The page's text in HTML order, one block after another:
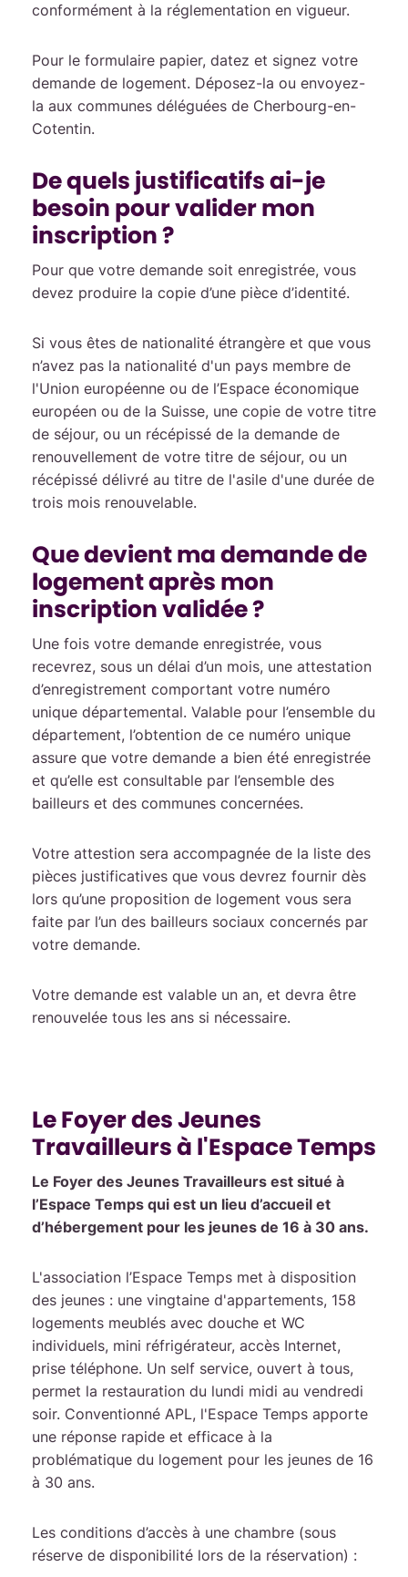
conformément à la réglementation en vigueur.
Pour le formulaire papier, datez et signez votre
demande de logement. Déposez-la ou envoyez-
la aux communes déléguées de Cherbourg-en-
Cotentin.
De quels justificatifs ai-je
besoin pour valider mon
inscription ?
Pour que votre demande soit enregistrée, vous
devez produire la copie d’une pièce d’identité.
Si vous êtes de nationalité étrangère et que vous
n’avez pas la nationalité d'un pays membre de
l'Union européenne ou de l’Espace économique
européen ou de la Suisse, une copie de votre titre
de séjour, ou un récépissé de la demande de
renouvellement de votre titre de séjour, ou un
récépissé délivré au titre de l'asile d'une durée de
trois mois renouvelable.
Que devient ma demande de
logement après mon
inscription validée ?
Une fois votre demande enregistrée, vous
recevrez, sous un délai d’un mois, une attestation
d’enregistrement comportant votre numéro
unique départemental. Valable pour l’ensemble du
département, l’obtention de ce numéro unique
assure que votre demande a bien été enregistrée
et qu’elle est consultable par l’ensemble des
bailleurs et des communes concernées.
Votre attestion sera accompagnée de la liste des
pièces justificatives que vous devrez fournir dès
lors qu’une proposition de logement vous sera
faite par l’un des bailleurs sociaux concernés par
votre demande.
Votre demande est valable un an, et devra être
renouvelée tous les ans si nécessaire.
Le Foyer des Jeunes
Travailleurs à l'Espace Temps
Le Foyer des Jeunes Travailleurs est situé à
l’Espace Temps qui est un lieu d’accueil et
d’hébergement pour les jeunes de 16 à 30 ans.
L'association l’Espace Temps met à disposition
des jeunes : une vingtaine d'appartements, 158
logements meublés avec douche et WC
individuels, mini réfrigérateur, accès Internet,
prise téléphone. Un self service, ouvert à tous,
permet la restauration du lundi midi au vendredi
soir. Conventionné APL, l'Espace Temps apporte
une réponse rapide et efficace à la
problématique du logement pour les jeunes de 16
à 30 ans.
Les conditions d’accès à une chambre (sous
réserve de disponibilité lors de la réservation) :